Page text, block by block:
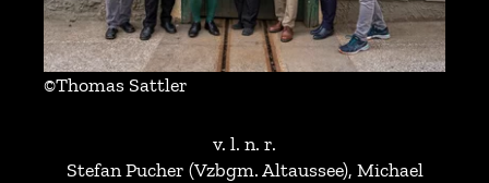
©Thomas Sattler
v. l. n. r.
Stefan Pucher (Vzbgm. Altaussee), Michael